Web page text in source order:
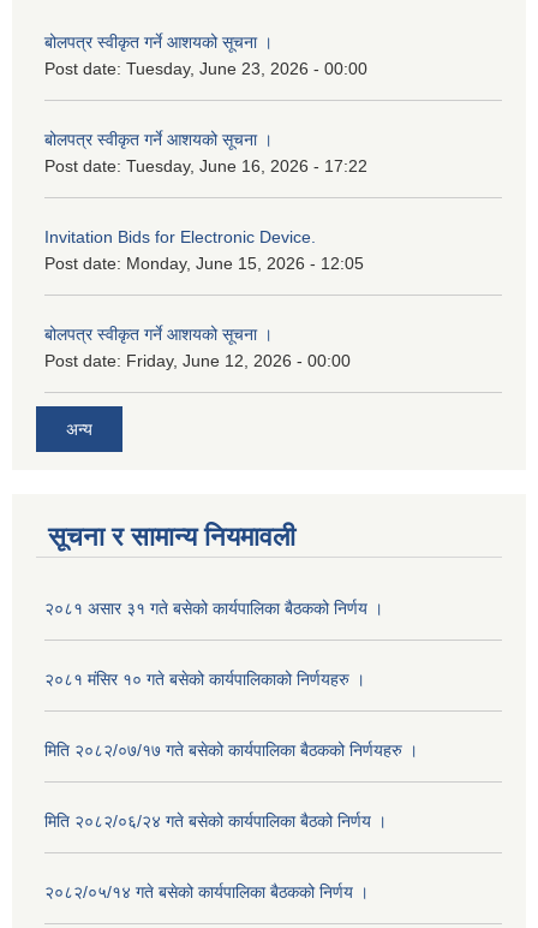
बोलपत्र स्वीकृत गर्ने आशयको सूचना ।
Post date: Tuesday, June 23, 2026 - 00:00
बोलपत्र स्वीकृत गर्ने आशयको सूचना ।
Post date: Tuesday, June 16, 2026 - 17:22
Invitation Bids for Electronic Device.
Post date: Monday, June 15, 2026 - 12:05
बोलपत्र स्वीकृत गर्ने आशयको सूचना ।
Post date: Friday, June 12, 2026 - 00:00
अन्य
सूचना र सामान्य नियमावली
२०८१ असार ३१ गते बसेको कार्यपालिका बैठकको निर्णय ।
२०८१ मंसिर १० गते बसेको कार्यपालिकाको निर्णयहरु ।
मिति २०८२/०७/१७ गते बसेको कार्यपालिका बैठकको निर्णयहरु ।
मिति २०८२/०६/२४ गते बसेको कार्यपालिका बैठको निर्णय ।
२०८२/०५/१४ गते बसेको कार्यपालिका बैठकको निर्णय ।